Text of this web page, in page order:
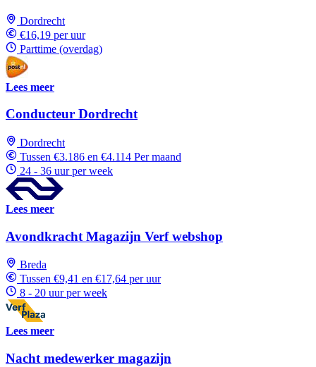
Dordrecht
€16,19 per uur
Parttime (overdag)
Lees meer
Conducteur Dordrecht
Dordrecht
Tussen €3.186 en €4.114 Per maand
24 - 36 uur per week
Lees meer
Avondkracht Magazijn Verf webshop
Breda
Tussen €9,41 en €17,64 per uur
8 - 20 uur per week
Lees meer
Nacht medewerker magazijn